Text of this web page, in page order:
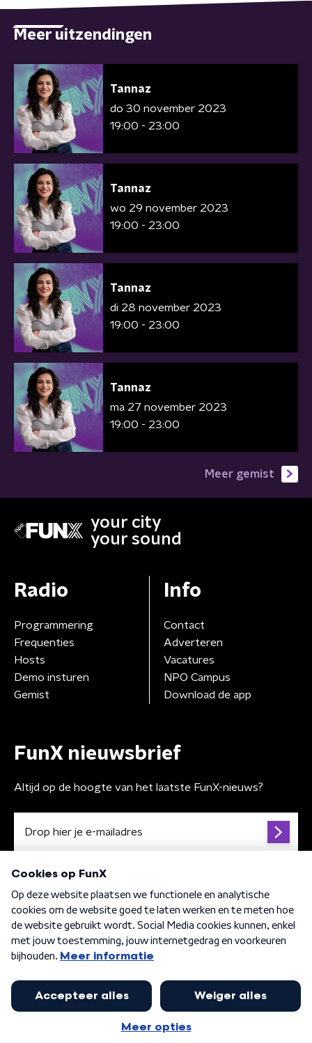
Meer uitzendingen
Tannaz
do 30 november 2023
19:00 - 23:00
Tannaz
wo 29 november 2023
19:00 - 23:00
Tannaz
di 28 november 2023
19:00 - 23:00
Tannaz
ma 27 november 2023
19:00 - 23:00
Meer gemist
your city
your sound
Radio
Programmering
Frequenties
Hosts
Demo insturen
Gemist
Info
Contact
Adverteren
Vacatures
NPO Campus
Download de app
FunX nieuwsbrief
Altijd op de hoogte van het laatste FunX-nieuws?
Algemene voorwaarden Privacybeleid